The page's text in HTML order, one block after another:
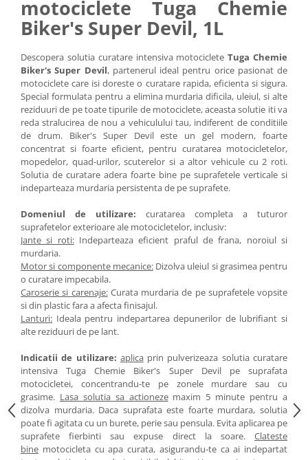
motociclete Tuga Chemie
Biker's Super Devil, 1L
Descopera solutia curatare intensiva motocicleteTuga Chemie
Biker's Super Devil, partenerul ideal pentru orice pasionat de
motociclete care isi doreste o curatare rapida, eficienta si sigura.
Special formulata pentru a elimina murdaria dificila, uleiul, si alte
reziduuri de pe toate tipurile de motociclete, aceasta solutie iti va
reda stralucirea de nou a vehiculului tau, indiferent de conditiile
de drum. Biker's Super Devil este un gel modern, foarte
concentrat si foarte eficient, pentru curatarea motocicletelor,
mopedelor, quad-urilor, scuterelor si a altor vehicule cu 2 roti.
Solutia de curatare adera foarte bine pe suprafetele verticale si
indeparteaza murdaria persistenta de pe suprafete.
Domeniul de utilizare: curatarea completa a tuturor
suprafetelor exterioare ale motocicletelor, inclusiv:
Jante si roti:Indeparteaza eficient praful de frana, noroiul si
murdaria.
Motor si componente mecanice:Dizolva uleiul si grasimea pentru
o curatare impecabila.
Caroserie si carenaje:Curata murdaria de pe suprafetele vopsite
si din plastic fara a afecta finisajul.
Lanturi: Ideala pentru indepartarea depunerilor de lubrifiant si
alte reziduuri de pe lant.
Indicatii de utilizare: aplicaprin pulverizeaza solutia curatare
intensiva Tuga Chemie Biker's Super Devil pe suprafata
motocicletei, concentrandu-te pe zonele murdare sau cu
grasime. Lasa solutia sa actionezemaxim 5 minute pentru a
dizolva murdaria. Daca suprafata este foarte murdara, solutia
poate fi agitata cu un burete, perie sau pensula. Evita aplicarea pe
suprafete fierbinti sau expuse direct la soare. Clateste
bine motocicleta cu apa curata, asigurandu-te ca ai indepartat